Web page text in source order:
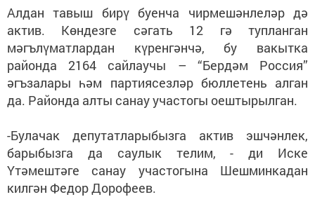
Алдан тавыш бирү буенча чирмешәнлеләр дә
актив. Көндезге сәгать 12 гә тупланган
мәгълүматлардан күренгәнчә, бу вакытка
районда 2164 сайлаучы – “Бердәм Россия”
әгъзалары һәм партиясезләр бюллетень алган
да. Районда алты санау участогы оештырылган.
-Булачак депутатларыбызга актив эшчәнлек,
барыбызга да саулык телим, - ди Иске
Үтәмештәге санау участогына Шешминкадан
килгән Федор Дорофеев.